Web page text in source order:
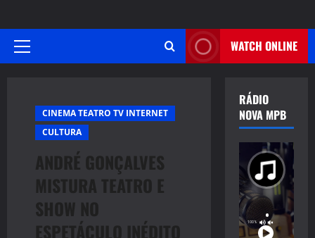
Primary
WATCH ONLINE
CINEMA TEATRO TV INTERNET
CULTURA
ANDRÉ GONÇALVES
MISTURA TEATRO E
SHOW NO
ESPETÁCULO INÉDITO
RÁDIO
NOVA MPB